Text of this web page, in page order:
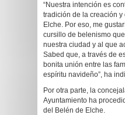
“Nuestra intención es
tradición de la creación
Elche. Por eso, me
cursillo de belenismo
nuestra ciudad y al que
Sabed que, a través de
bonita unión entre las
espíritu navideño”, ha
Por otra parte, la
Ayuntamiento ha
del Belén de Elche.